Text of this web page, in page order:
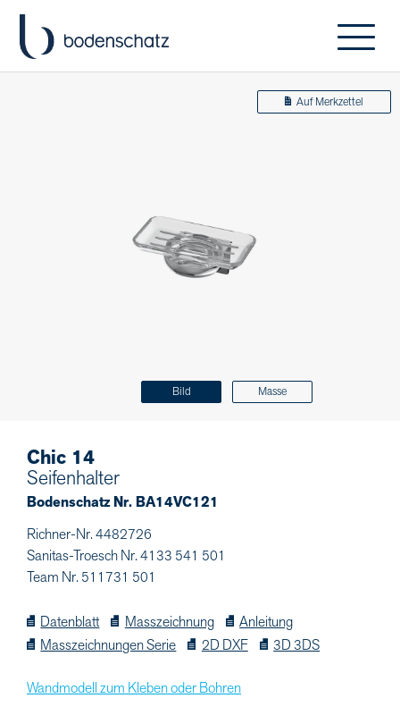
Bild Masse
Auf Merkzettel
Chic 14
Seifenhalter
Bodenschatz Nr. BA14VC121
Richner-Nr. 4482726
Sanitas-Troesch Nr. 4133 541 501
Team Nr. 511731 501
Datenblatt Masszeichnung
Anleitung
Masszeichnungen Serie
2D DXF 3D 3DS
Wandmodell zum Kleben oder Bohren